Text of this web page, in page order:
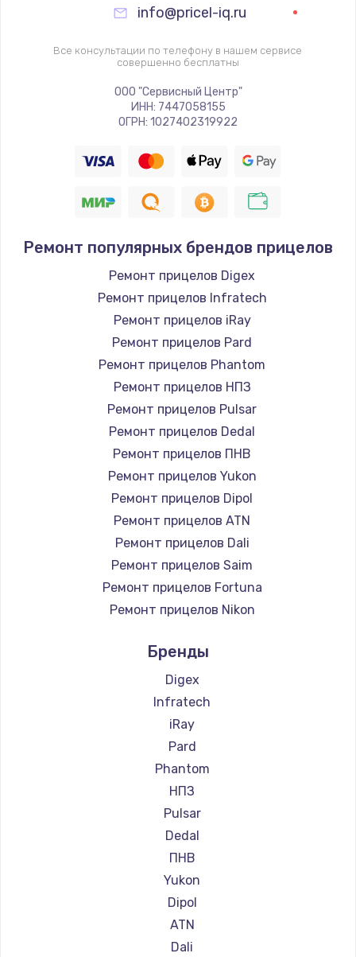
info@pricel-iq.ru
Все консультации по телефону в нашем сервисе
совершенно бесплатны
ООО "Сервисный Центр"
ИНН: 7447058155
ОГРН: 1027402319922
Ремонт популярных брендов прицелов
Ремонт прицелов Digex
Ремонт прицелов Infratech
Ремонт прицелов iRay
Ремонт прицелов Pard
Ремонт прицелов Phantom
Ремонт прицелов НПЗ
Ремонт прицелов Pulsar
Ремонт прицелов Dedal
Ремонт прицелов ПНВ
Ремонт прицелов Yukon
Ремонт прицелов Dipol
Ремонт прицелов ATN
Ремонт прицелов Dali
Ремонт прицелов Saim
Ремонт прицелов Fortuna
Ремонт прицелов Nikon
Ремонт прицелов Artelv
Ремонт прицелов Hakko
Ремонт прицелов HALES
Ремонт прицелов Leica
Ремонт прицелов Vector Optics
Ремонт прицелов Carl Zeiss
Ремонт прицелов Zeiss
Ремонт прицелов AGM Global Vision
Ремонт прицелов Pilad
Ремонт прицелов Arkon
Ремонт прицелов ANYSMART
Ремонт прицелов FLIR
Ремонт прицелов Venox
Ремонт прицелов Holosun
Бренды
Digex
Infratech
iRay
Pard
Phantom
НПЗ
Pulsar
Dedal
ПНВ
Yukon
Dipol
ATN
Dali